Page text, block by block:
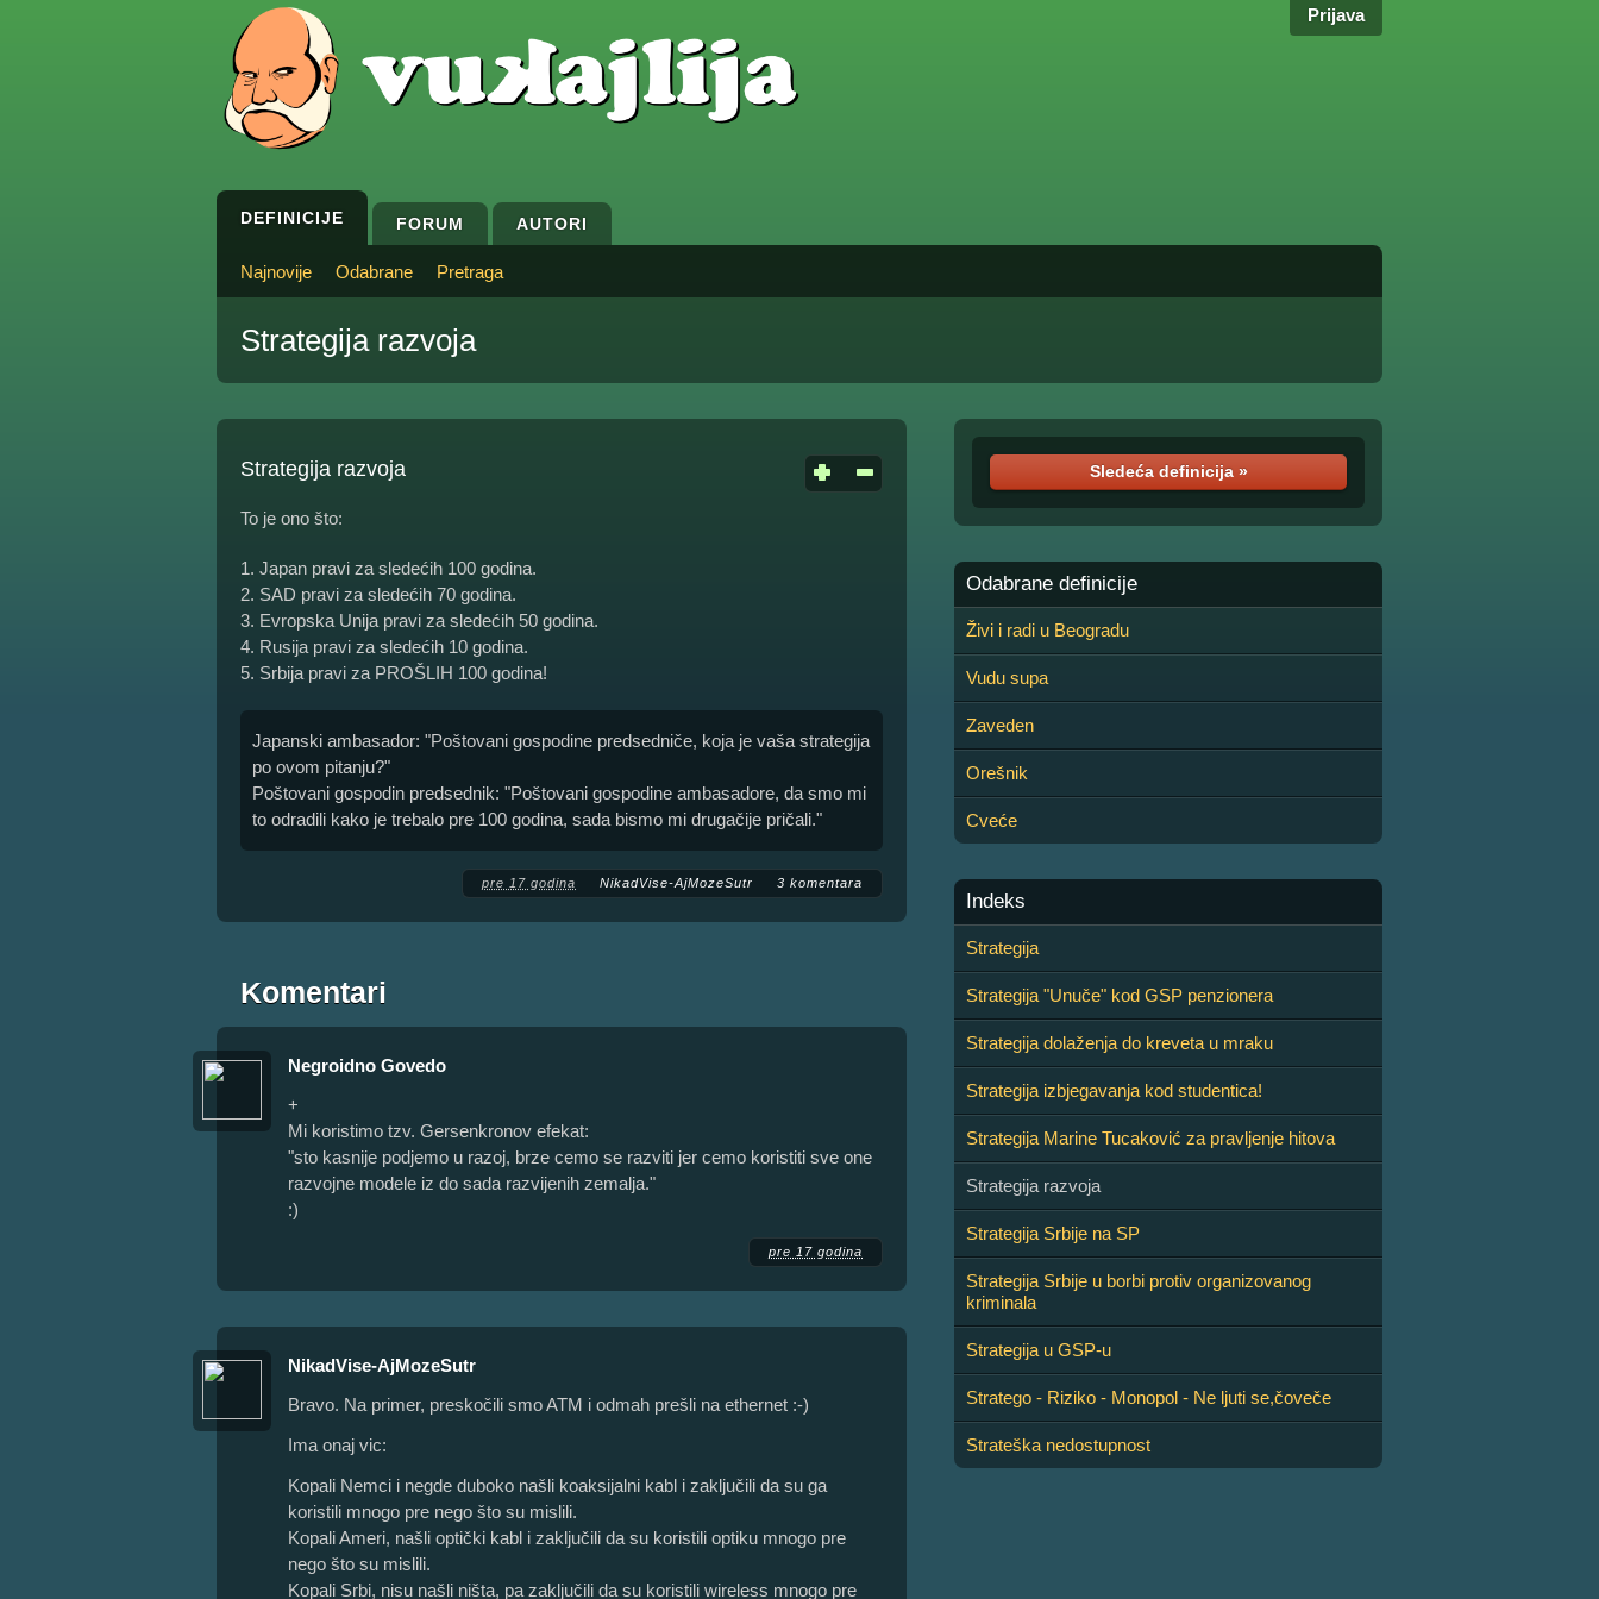
Prijava
DEFINICIJE FORUM AUTORI
Najnovije Odabrane Pretraga
Strategija razvoja
Strategija razvoja
To je ono što:
1. Japan pravi za sledećih 100 godina.
2. SAD pravi za sledećih 70 godina.
3. Evropska Unija pravi za sledećih 50 godina.
4. Rusija pravi za sledećih 10 godina.
5. Srbija pravi za PROŠLIH 100 godina!
Japanski ambasador: "Poštovani gospodine predsedniče, koja je vaša strategija
po ovom pitanju?"
Poštovani gospodin predsednik: "Poštovani gospodine ambasadore, da smo mi
to odradili kako je trebalo pre 100 godina, sada bismo mi drugačije pričali."
pre 17 godina NikadVise-AjMozeSutr 3 komentara
Komentari
Negroidno Govedo
+
Mi koristimo tzv. Gersenkronov efekat:
"sto kasnije podjemo u razoj, brze cemo se razviti jer cemo koristiti sve one
razvojne modele iz do sada razvijenih zemalja."
:)
pre 17 godina
NikadVise-AjMozeSutr
Bravo. Na primer, preskočili smo ATM i odmah prešli na ethernet :-)
Ima onaj vic:
Kopali Nemci i negde duboko našli koaksijalni kabl i zaključili da su ga
koristili mnogo pre nego što su mislili.
Kopali Ameri, našli optički kabl i zaključili da su koristili optiku mnogo pre
nego što su mislili.
Kopali Srbi, nisu našli ništa, pa zaključili da su koristili wireless mnogo pre
Sledeća definicija »
Odabrane definicije
Živi i radi u Beogradu
Vudu supa
Zaveden
Orešnik
Cveće
Indeks
Strategija
Strategija "Unuče" kod GSP penzionera
Strategija dolaženja do kreveta u mraku
Strategija izbjegavanja kod studentica!
Strategija Marine Tucaković za pravljenje hitova
Strategija razvoja
Strategija Srbije na SP
Strategija Srbije u borbi protiv organizovanog
kriminala
Strategija u GSP-u
Stratego - Riziko - Monopol - Ne ljuti se,čoveče
Strateška nedostupnost